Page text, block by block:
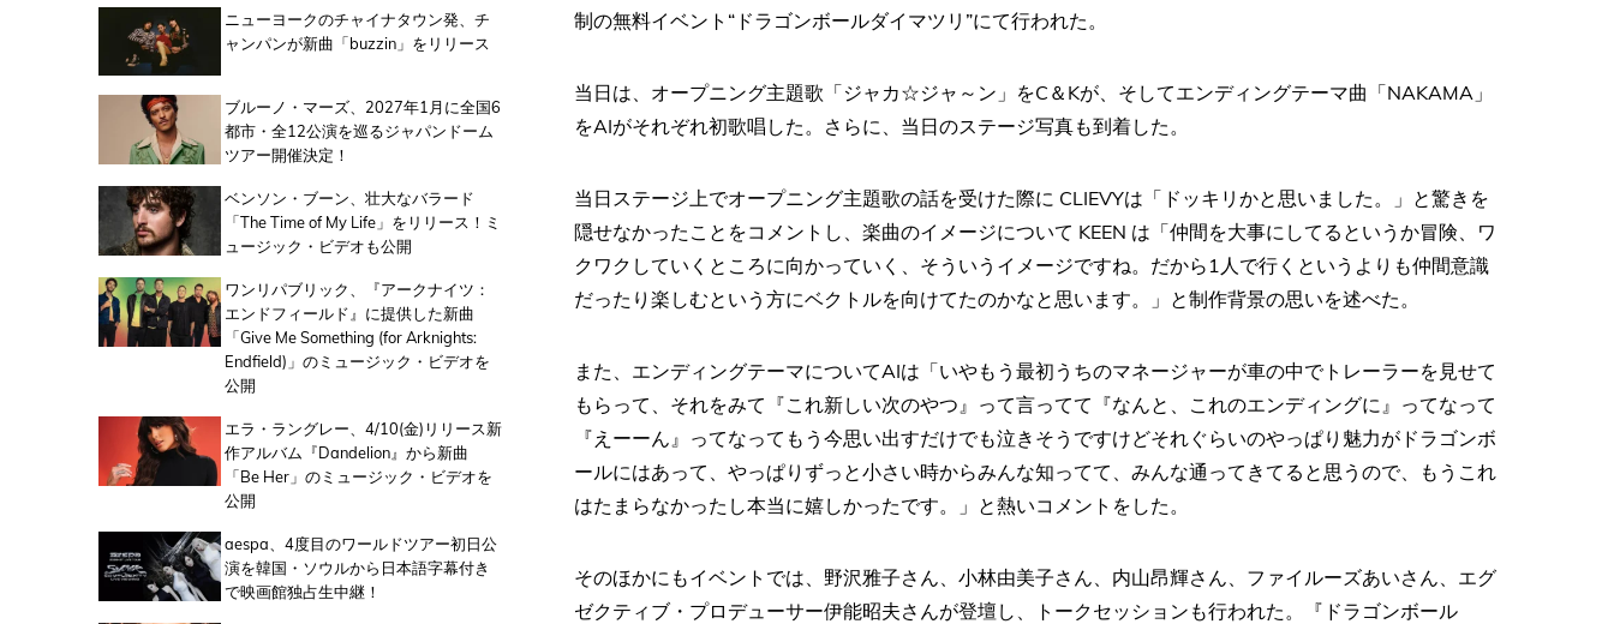
制の無料イベント“ドラゴンボールダイマツリ”にて行われた。
当日は、オープニング主題歌「ジャカ☆ジャ～ン」をC＆Kが、そしてエンディングテーマ曲「NAKAMA」
をAIがそれぞれ初歌唱した。さらに、当日のステージ写真も到着した。
当日ステージ上でオープニング主題歌の話を受けた際に CLIEVYは「ドッキリかと思いました。」と驚きを
隠せなかったことをコメントし、楽曲のイメージについて KEEN は「仲間を大事にしてるというか冒険、ワ
クワクしていくところに向かっていく、そういうイメージですね。だから1人で行くというよりも仲間意識
だったり楽しむという方にベクトルを向けてたのかなと思います。」と制作背景の思いを述べた。
また、エンディングテーマについてAIは「いやもう最初うちのマネージャーが車の中でトレーラーを見せて
もらって、それをみて『これ新しい次のやつ』って言ってて『なんと、これのエンディングに』ってなって
『えーーん』ってなってもう今思い出すだけでも泣きそうですけどそれぐらいのやっぱり魅力がドラゴンボ
ールにはあって、やっぱりずっと小さい時からみんな知ってて、みんな通ってきてると思うので、もうこれ
はたまらなかったし本当に嬉しかったです。」と熱いコメントをした。
そのほかにもイベントでは、野沢雅子さん、小林由美子さん、内山昂輝さん、ファイルーズあいさん、エグ
ゼクティブ・プロデューサー伊能昭夫さんが登壇し、トークセッションも行われた。『ドラゴンボール
ニューヨークのチャイナタウン発、チ
ャンパンが新曲「buzzin」をリリース
ブルーノ・マーズ、2027年1月に全国6
都市・全12公演を巡るジャパンドーム
ツアー開催決定！
ベンソン・ブーン、壮大なバラード
「The Time of My Life」をリリース！ミ
ュージック・ビデオも公開
ワンリパブリック、『アークナイツ：
エンドフィールド』に提供した新曲
「Give Me Something (for Arknights:
Endfield)」のミュージック・ビデオを
公開
エラ・ラングレー、4/10(金)リリース新
作アルバム『Dandelion』から新曲
「Be Her」のミュージック・ビデオを
公開
aespa、4度目のワールドツアー初日公
演を韓国・ソウルから日本語字幕付き
で映画館独占生中継！